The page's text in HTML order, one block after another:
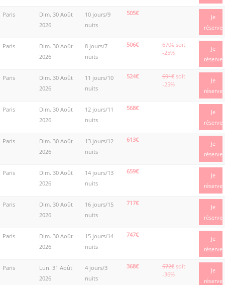
Paris
Dim. 30 Août
2026
10 jours/9
nuits
505€
Je
réserve
Paris
Dim. 30 Août
2026
8 jours/7
nuits
506€ 670€ soit
-25%
Je
réserve
Paris
Dim. 30 Août
2026
11 jours/10
nuits
524€ 691€ soit
-25%
Je
réserve
Paris
Dim. 30 Août
2026
12 jours/11
nuits
568€
Je
réserve
Paris
Dim. 30 Août
2026
13 jours/12
nuits
613€
Je
réserve
Paris
Dim. 30 Août
2026
14 jours/13
nuits
659€
Je
réserve
Paris
Dim. 30 Août
2026
16 jours/15
nuits
717€
Je
réserve
Paris
Dim. 30 Août
2026
15 jours/14
nuits
747€
Je
réserve
Paris
Lun. 31 Août
2026
4 jours/3
nuits
368€ 572€ soit
-36%
Je
réserve